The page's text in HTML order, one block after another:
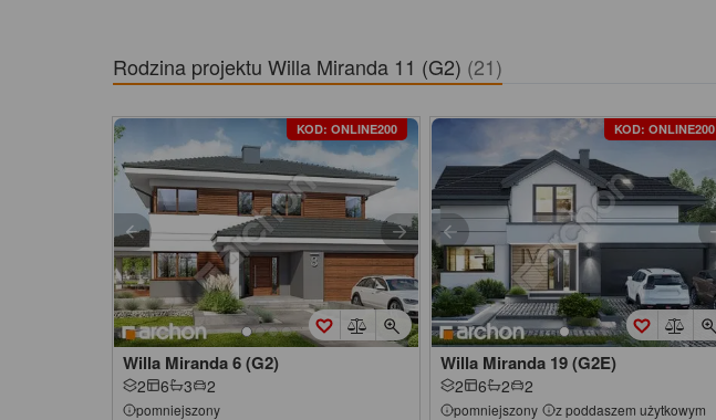
Rodzina projektu Willa Miranda 11 (G2) (21)
KOD: ONLINE200
Willa Miranda 6 (G2)
2 6 3 2
pomniejszony
KOD: ONLINE200
Willa Miranda 19 (G2E)
2 6 2 2
pomniejszony
z poddaszem użytkowym